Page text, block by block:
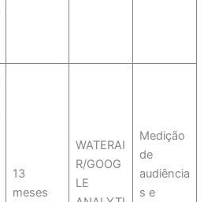
13
meses
WATERAI
R/GOOG
LE
Medição
de
audiência
s e